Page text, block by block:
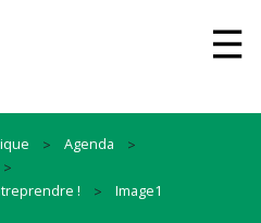
Agenda
!
Image1